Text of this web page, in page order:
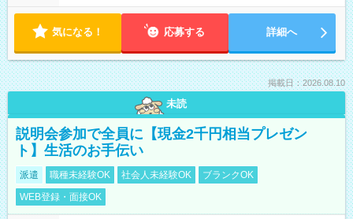
気になる！ 応募する 詳細へ
掲載日：2026.08.10
未読
説明会参加で全員に【現金2千円相当プレゼン
ト】生活のお手伝い
派遣 職種未経験OK 社会人未経験OK
ブランクOK
WEB登録・面接OK